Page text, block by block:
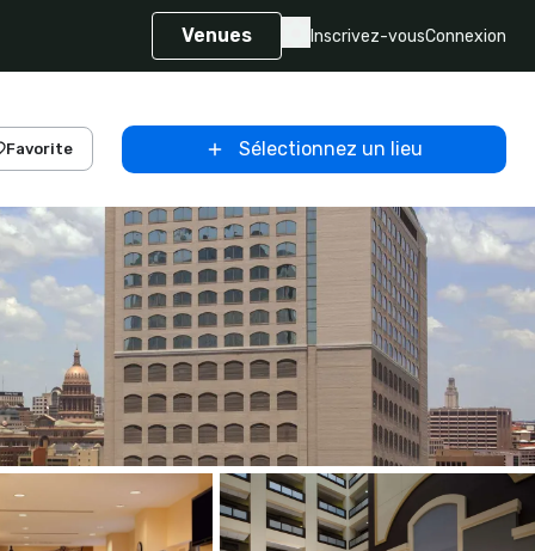
Venues Inscrivez-vousConnexion
Favorite Sélectionnez un lieu